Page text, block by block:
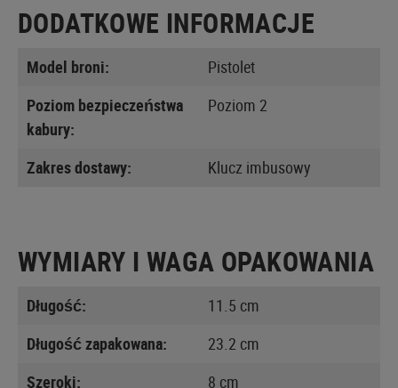
DODATKOWE INFORMACJE
Model broni:
Pistolet
Poziom bezpieczeństwa
kabury:
Poziom 2
Zakres dostawy: Klucz imbusowy
WYMIARY I WAGA OPAKOWANIA
Długość:
11.5 cm
Długość zapakowana:
23.2 cm
Szeroki:
8 cm